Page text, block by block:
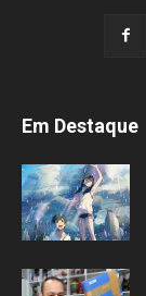
Em Destaque